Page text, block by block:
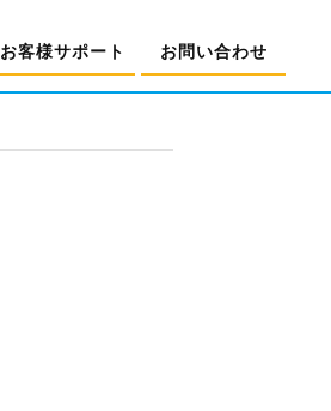
お客様サポート お問い合わせ